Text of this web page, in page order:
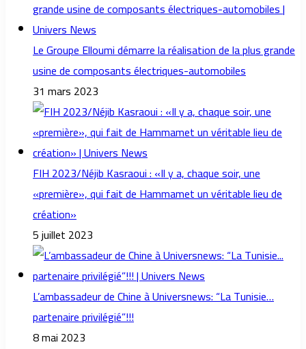
Le Groupe Elloumi démarre la réalisation de la plus grande
usine de composants électriques-automobiles
31 mars 2023
FIH 2023/Néjib Kasraoui : «Il y a, chaque soir, une
«première», qui fait de Hammamet un véritable lieu de
création»
5 juillet 2023
L’ambassadeur de Chine à Universnews: “La Tunisie…
partenaire privilégié”!!!
8 mai 2023